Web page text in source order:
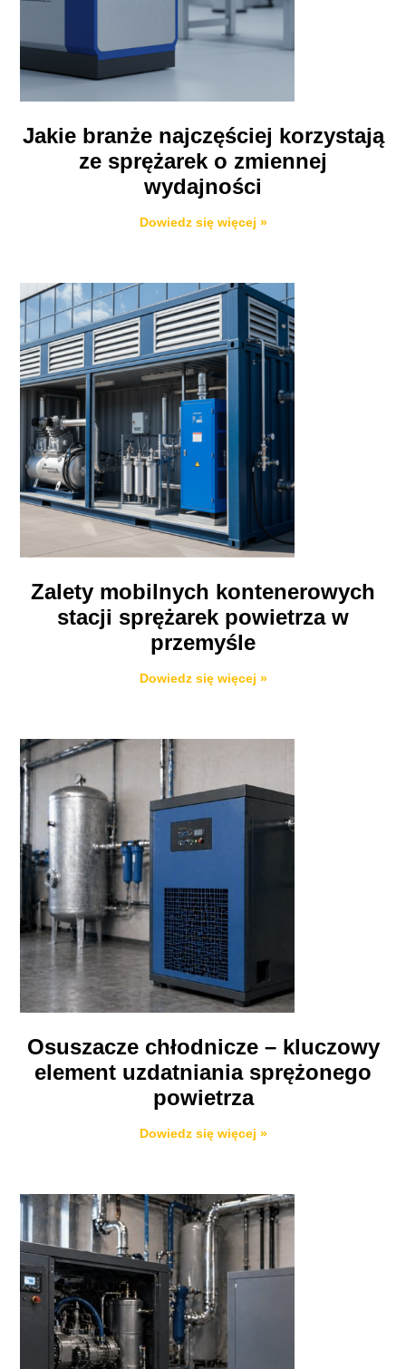
Jakie branże najczęściej korzystają
ze sprężarek o zmiennej
wydajności
Dowiedz się więcej »
Zalety mobilnych kontenerowych
stacji sprężarek powietrza w
przemyśle
Dowiedz się więcej »
Osuszacze chłodnicze – kluczowy
element uzdatniania sprężonego
powietrza
Dowiedz się więcej »